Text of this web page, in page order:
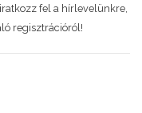
fel a hírlevelünkre,
regisztrációról!